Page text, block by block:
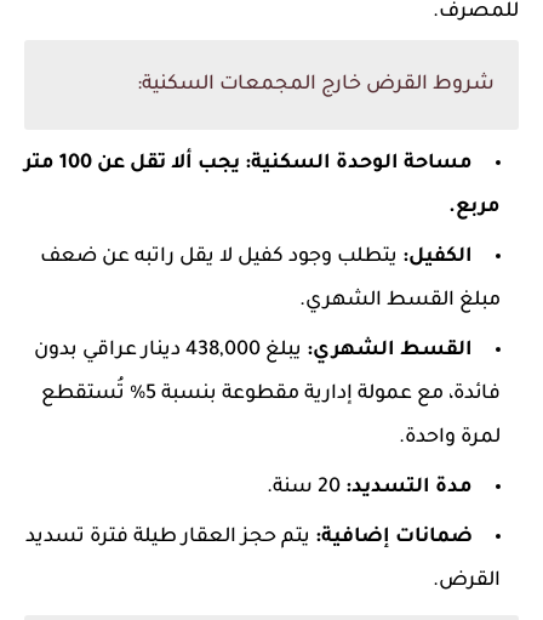
للمصرف.
شروط القرض خارج المجمعات السكنية:
مساحة الوحدة السكنية: يجب ألا تقل عن 100 متر
مربع.
الكفيل: يتطلب وجود كفيل لا يقل راتبه عن ضعف
مبلغ القسط الشهري.
القسط الشهري:
يبلغ 438,000 دينار عراقي بدون
فائدة، مع عمولة إدارية مقطوعة بنسبة 5% تُستقطع
لمرة واحدة.
مدة التسديد:
ضمانات إضافية: يتم حجز العقار طيلة فترة تسديد
القرض.